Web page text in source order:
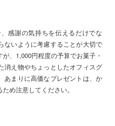
感謝の気持ちを伝えるだけでな
ないように考慮することが大切で
、1,000円程度の予算でお菓子・
消え物やちょっとしたオフィスグ
あまりに高価なプレゼントは、か
め注意してください。